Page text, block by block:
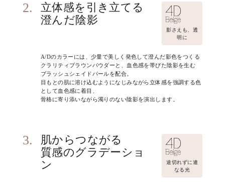
2.
立体感を引き立てる
澄んだ陰影
A/Dのカラーには、少量で美しく発色して澄んだ影色をつくる
クラリティブラウンパウダーと、血色感を帯びた陰影を生む
ブラッシュシェイドパールを配合。
目もとの肌に溶け込むようになじみながら立体感を強調する色
として血色感に着目、
骨格に寄り添いながら濁りのない陰影を演出します。
影さえも、透
明に
3.
肌からつながる
質感のグラデーショ
ン
途切れずに連
なる光